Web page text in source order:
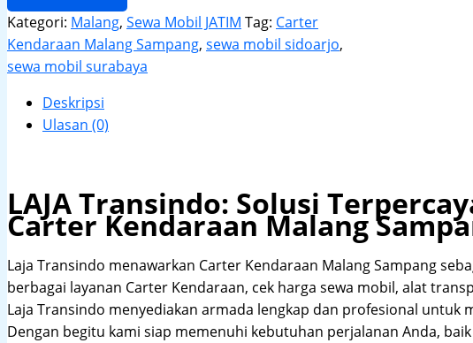
Kategori: Malang, Sewa Mobil JATIM Tag: Carter
Kendaraan Malang Sampang, sewa mobil sidoarjo,
sewa mobil surabaya
Deskripsi
Ulasan (0)
LAJA Transindo: Solusi
Carter Kendaraan Malang
Laja Transindo menawarkan Carter Kendaraan Malang Sampang
berbagai layanan Carter Kendaraan, cek harga sewa mobil, alat
Laja Transindo menyediakan armada lengkap dan profesional
Dengan begitu kami siap memenuhi kebutuhan perjalanan Anda,